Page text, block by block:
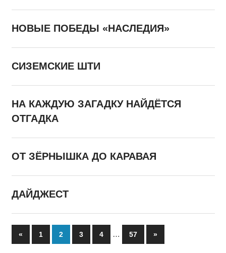
НОВЫЕ ПОБЕДЫ «НАСЛЕДИЯ»
СИЗЕМСКИЕ ШТИ
НА КАЖДУЮ ЗАГАДКУ НАЙДЁТСЯ
ОТГАДКА
ОТ ЗЁРНЫШКА ДО КАРАВАЯ
ДАЙДЖЕСТ
Пагинация
«Назад
1 2 3 4 … 57 Далее
»